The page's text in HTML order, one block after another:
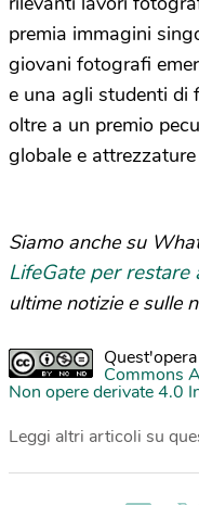
premia immagini
giovani fotografi
e una agli studenti di
oltre a un premio
globale e
Siamo anche su
LifeGate per
ultime notizie e sulle
Commons
Non opere derivate 4.0
Leggi altri articoli su